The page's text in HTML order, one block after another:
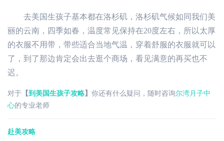
去美国生孩子基本都在洛杉矶，洛杉矶气候如同我们美
丽的云南，四季如春，温度常见保持在20度左右，所以太厚
的衣服不用带，带些适合当地气温，穿着舒服的衣服就可以
了，到了那边肯定会出去逛个商场，看见满意的再买也不
迟。
对于 【到美国生孩子攻略】 你还有什么疑问，随时咨询尔湾月子中
心的专业老师
赴美攻略